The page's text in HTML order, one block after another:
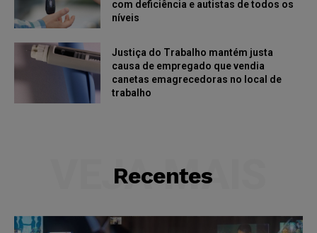
com deficiência e autistas de todos os
níveis
Justiça do Trabalho mantém justa
causa de empregado que vendia
canetas emagrecedoras no local de
trabalho
Recentes
VEJA MAIS